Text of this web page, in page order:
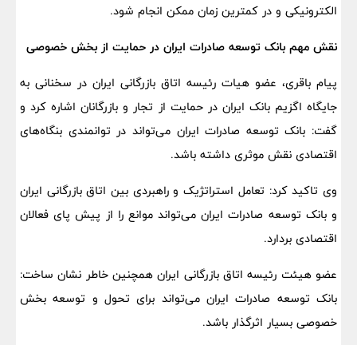
الکترونیکی و در کمترین زمان ممکن انجام شود.
نقش مهم بانک توسعه صادرات ایران در حمایت از بخش خصوصی
پیام باقری، عضو هیات رئیسه اتاق بازرگانی ایران در سخنانی به
جایگاه اگزیم بانک ایران در حمایت از تجار و بازرگانان اشاره کرد و
گفت: بانک توسعه صادرات ایران می‌تواند در توانمندی بنگاه‌های
اقتصادی نقش موثری داشته باشد.
وی تاکید کرد: تعامل استراتژیک و راهبردی بین اتاق بازرگانی ایران
و بانک توسعه صادرات ایران می‌تواند موانع را از پیش پای فعالان
اقتصادی بردارد.
عضو هیئت رئیسه اتاق بازرگانی ایران همچنین خاطر نشان ساخت:
بانک توسعه صادرات ایران می‌تواند برای تحول و توسعه بخش
خصوصی بسیار اثرگذار باشد.